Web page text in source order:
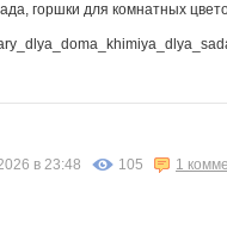
горшки для комнатных
в 23:48 105 1